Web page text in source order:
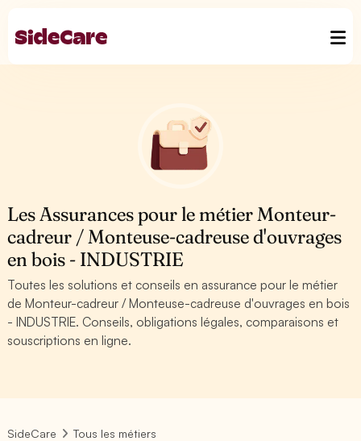
Les Assurances pour le métier Monteur-
cadreur / Monteuse-cadreuse d'ouvrages
en bois - INDUSTRIE
Toutes les solutions et conseils en assurance pour le métier
de Monteur-cadreur / Monteuse-cadreuse d'ouvrages en bois
- INDUSTRIE. Conseils, obligations légales, comparaisons et
souscriptions en ligne.
SideCare
Tous les métiers